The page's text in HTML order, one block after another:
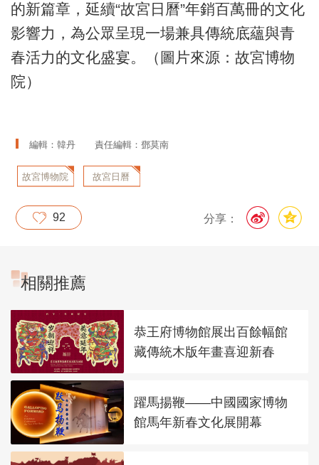
的新篇章，延續“故宮日曆”年銷百萬冊的文化
影響力，為公眾呈現一場兼具傳統底蘊與青
春活力的文化盛宴。（圖片來源：故宮博物
院）
編輯：韓丹 責任編輯：鄧莫南
故宮博物院 故宮日曆
分享：
92
相關推薦
恭王府博物館展出百餘幅館
藏傳統木版年畫喜迎新春
躍馬揚鞭——中國國家博物
館馬年新春文化展開幕